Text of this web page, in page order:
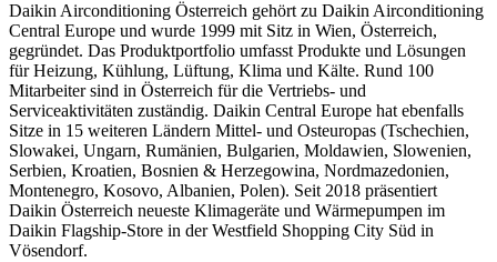
Daikin Airconditioning Österreich gehört zu Daikin Airconditioning
Central Europe und wurde 1999 mit Sitz in Wien, Österreich,
gegründet. Das Produktportfolio umfasst Produkte und Lösungen
für Heizung, Kühlung, Lüftung, Klima und Kälte. Rund 100
Mitarbeiter sind in Österreich für die Vertriebs- und
Serviceaktivitäten zuständig. Daikin Central Europe hat ebenfalls
Sitze in 15 weiteren Ländern Mittel- und Osteuropas (Tschechien,
Slowakei, Ungarn, Rumänien, Bulgarien, Moldawien, Slowenien,
Serbien, Kroatien, Bosnien & Herzegowina, Nordmazedonien,
Montenegro, Kosovo, Albanien, Polen). Seit 2018 präsentiert
Daikin Österreich neueste Klimageräte und Wärmepumpen im
Daikin Flagship-Store in der Westfield Shopping City Süd in
Vösendorf.